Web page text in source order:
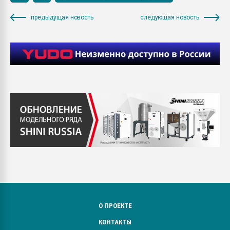
предыдущая новость следующая новость
О ПРОЕКТЕ
КОНТАКТЫ